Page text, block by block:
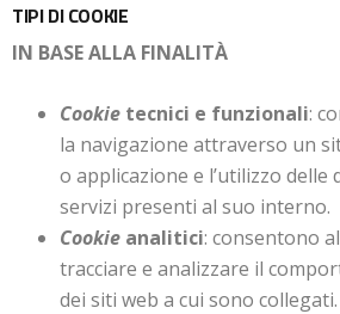
TIPI DI COOKIE
IN BASE ALLA FINALITÀ
Cookie tecnici e funzionali:
la navigazione attraverso un
o applicazione e l’utilizzo delle
servizi presenti al suo interno.
Cookie analitici: consentono
tracciare e analizzare il
dei siti web a cui sono